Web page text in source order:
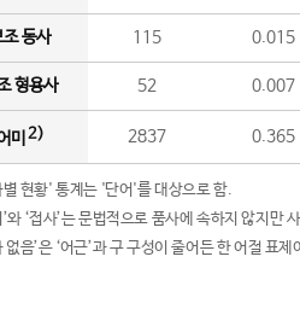
조 동사 115 0.015
형용사 52 0.007
미 2) 2837 0.365
현황' 통계는 '단어'를 대상으로 함.
와 ‘접사’는 문법적으로 품사에 속하지 않지만
없음’은 ‘어근’과 구 구성이 줄어든 한 어절 표